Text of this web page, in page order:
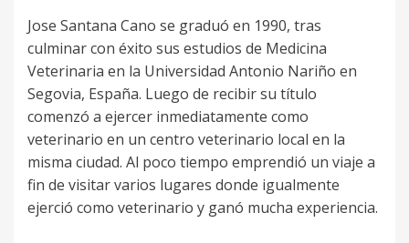
Jose Santana Cano se graduó en 1990, tras
culminar con éxito sus estudios de Medicina
Veterinaria en la Universidad Antonio Nariño en
Segovia, España. Luego de recibir su título
comenzó a ejercer inmediatamente como
veterinario en un centro veterinario local en la
misma ciudad. Al poco tiempo emprendió un viaje a
fin de visitar varios lugares donde igualmente
ejerció como veterinario y ganó mucha experiencia.